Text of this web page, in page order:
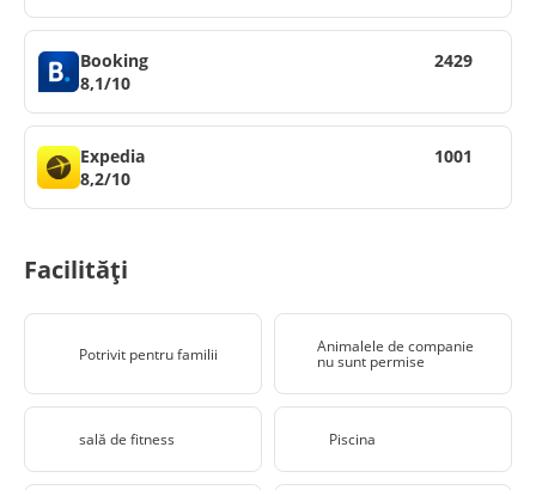
Booking
8,1/10
2429
Expedia
8,2/10
1001
Facilități
Potrivit pentru familii Animalele de companie
nu sunt permise
sală de fitness Piscina